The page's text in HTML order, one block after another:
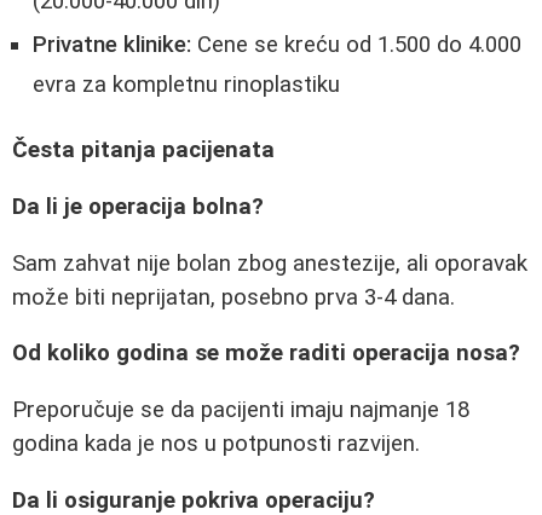
Privatne klinike: Cene se kreću od 1.500 do 4.000
evra za kompletnu rinoplastiku
Česta pitanja pacijenata
Da li je operacija bolna?
Sam zahvat nije bolan zbog anestezije, ali oporavak
može biti neprijatan, posebno prva 3-4 dana.
Od koliko godina se može raditi operacija nosa?
Preporučuje se da pacijenti imaju najmanje 18
godina kada je nos u potpunosti razvijen.
Da li osiguranje pokriva operaciju?